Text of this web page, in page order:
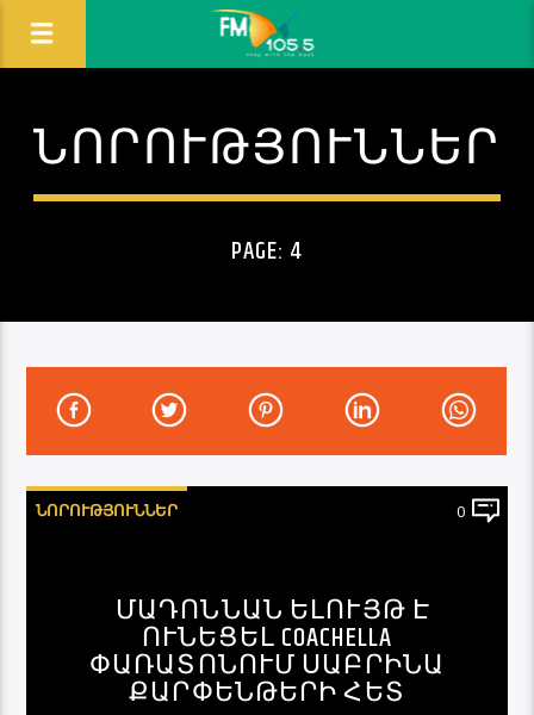
ՆՈՐՈՒԹՅՈՒՆՆԵՐ
PAGE: 4
ՆՈՐՈՒԹՅՈՒՆՆԵՐ 0
ՄԱԴՈՆՆԱՆ ԵԼՈՒՅԹ Է
ՈՒՆԵՑԵԼ COACHELLA
ՓԱՌԱՏՈՆՈՒՄ ՍԱԲՐԻՆԱ
ՔԱՐՓԵՆԹԵՐԻ ՀԵՏ